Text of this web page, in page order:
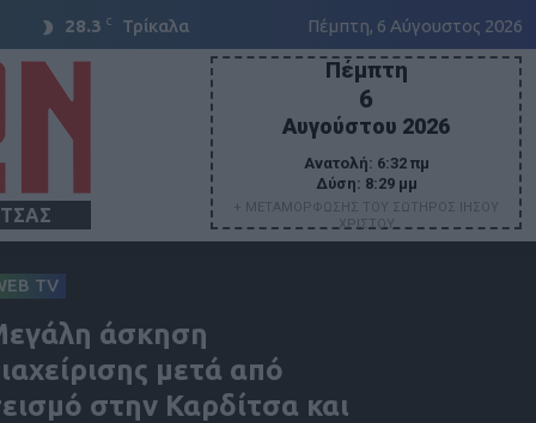
28.3 C Τρίκαλα Πέμπτη, 6 Αύγουστος 2026
Πέμπτη
6
Αυγούστου 2026
Ανατολή: 6:32 πμ
Δύση: 8:29 μμ
+ ΜΕΤΑΜΟΡΦΩΣΗΣ ΤΟΥ ΣΩΤΗΡΟΣ ΙΗΣΟΥ
ΧΡΙΣΤΟΥ
TV
άσκηση
μετά από
στην Καρδίτσα και